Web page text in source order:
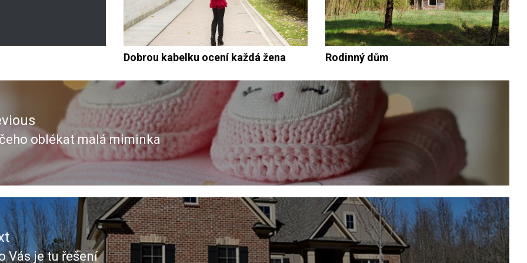
Dobrou kabelku ocení každá žena Rodinný dům
oblékat malá miminka
Vás je tu řešení